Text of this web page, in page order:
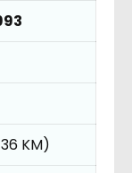
KM)